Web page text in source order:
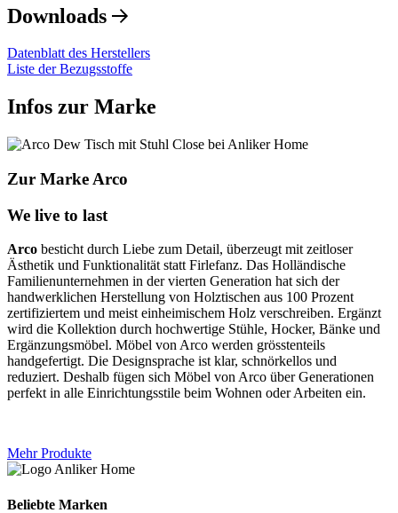
Downloads
Datenblatt des Herstellers
Liste der Bezugsstoffe
Infos zur Marke
Zur Marke Arco
We live to last
Arco besticht durch Liebe zum Detail, überzeugt mit zeitloser
Ästhetik und Funktionalität statt Firlefanz. Das Holländische
Familienunternehmen in der vierten Generation hat sich der
handwerklichen Herstellung von Holztischen aus 100 Prozent
zertifiziertem und meist einheimischem Holz verschreiben. Ergänzt
wird die Kollektion durch hochwertige Stühle, Hocker, Bänke und
Ergänzungsmöbel. Möbel von Arco werden grösstenteils
handgefertigt. Die Designsprache ist klar, schnörkellos und
reduziert. Deshalb fügen sich Möbel von Arco über Generationen
perfekt in alle Einrichtungsstile beim Wohnen oder Arbeiten ein.
Mehr Produkte
Beliebte Marken